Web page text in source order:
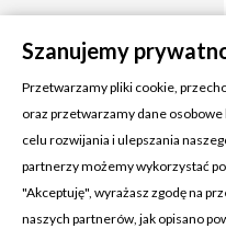
KONTAKT Z NAMI
Adres:
Cosmetic4car
Budzisz 73A
Szanujemy
Przetwarzamy pliki cookie,
oraz przetwarzamy dane
celu rozwijania i ulepszania
partnerzy możemy wykorzystać
"Akceptuję", wyrażasz zgodę na
naszych partnerów, jak opisano